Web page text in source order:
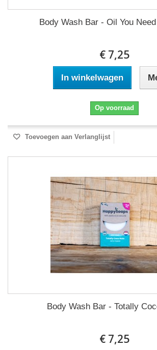
Body Wash Bar - Oil You
€ 7,25
In winkelwagen
Op voorraad
Toevoegen aan Verlanglijst
Body Wash Bar - Totally
€ 7,25